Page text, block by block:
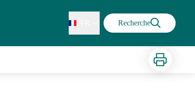
Recherche
Imprimer